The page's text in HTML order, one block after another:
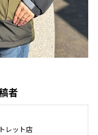
者
レット店